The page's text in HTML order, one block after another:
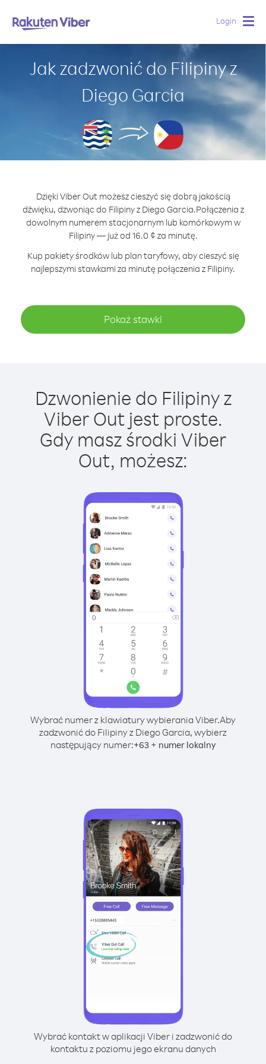
Login
Jak zadzwonić do Filipiny z
Diego Garcia
Dzięki Viber Out możesz cieszyć się dobrą jakością
dźwięku, dzwoniąc do Filipiny z Diego Garcia.Połączenia z
dowolnym numerem stacjonarnym lub komórkowym w
Filipiny — już od 16.0 ¢ za minutę.
Kup pakiety środków lub plan taryfowy, aby cieszyć się
najlepszymi stawkami za minutę połączenia z Filipiny.
Pokaż stawki
Dzwonienie do Filipiny z
Viber Out jest proste.
Gdy masz środki Viber
Out, możesz:
Wybrać numer z klawiatury wybierania Viber.Aby
zadzwonić do Filipiny z Diego Garcia, wybierz
następujący numer:+63+ numer lokalny
Wybrać kontakt w aplikacji Viber i zadzwonić do
kontaktu z poziomu jego ekranu danych